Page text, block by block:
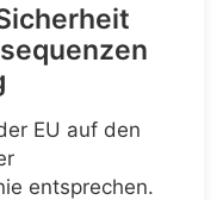
EU auf den
entsprechen.